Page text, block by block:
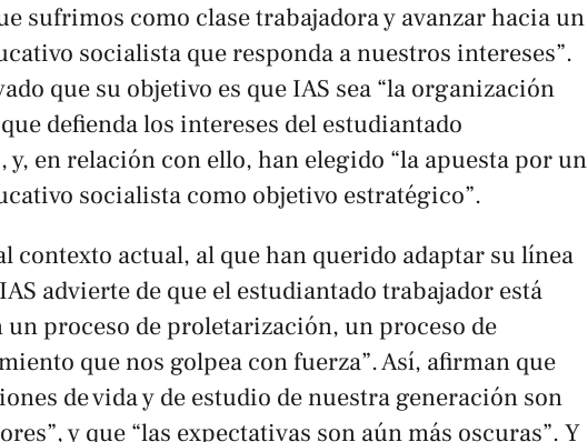
sufrimos como clase trabajadora y avanzar hacia un
socialista que responda a nuestros intereses”.
que su objetivo es que IAS sea “la organización
defienda los intereses del estudiantado
y, en relación con ello, han elegido “la apuesta por un
socialista como objetivo estratégico”.
contexto actual, al que han querido adaptar su línea
advierte de que el estudiantado trabajador está
un proceso de proletarización, un proceso de
que nos golpea con fuerza”. Así, afirman que
de vida y de estudio de nuestra generación son
y que “las expectativas son aún más oscuras”. Y